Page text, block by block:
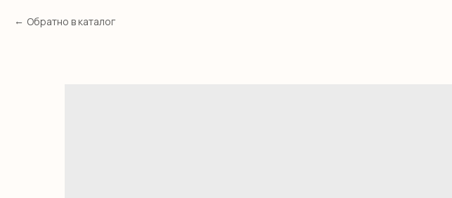
Обратно в каталог